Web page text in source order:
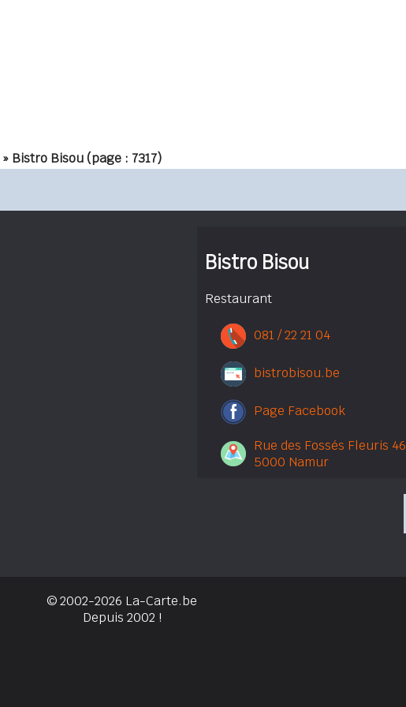
» Bistro Bisou(page : 7317)
Bistro Bisou
Restaurant
081 / 22 21 04
bistrobisou.be
Page Facebook
Rue des Fossés Fleuris 46
5000 Namur
© 2002-2026 La-Carte.be
Depuis 2002 !